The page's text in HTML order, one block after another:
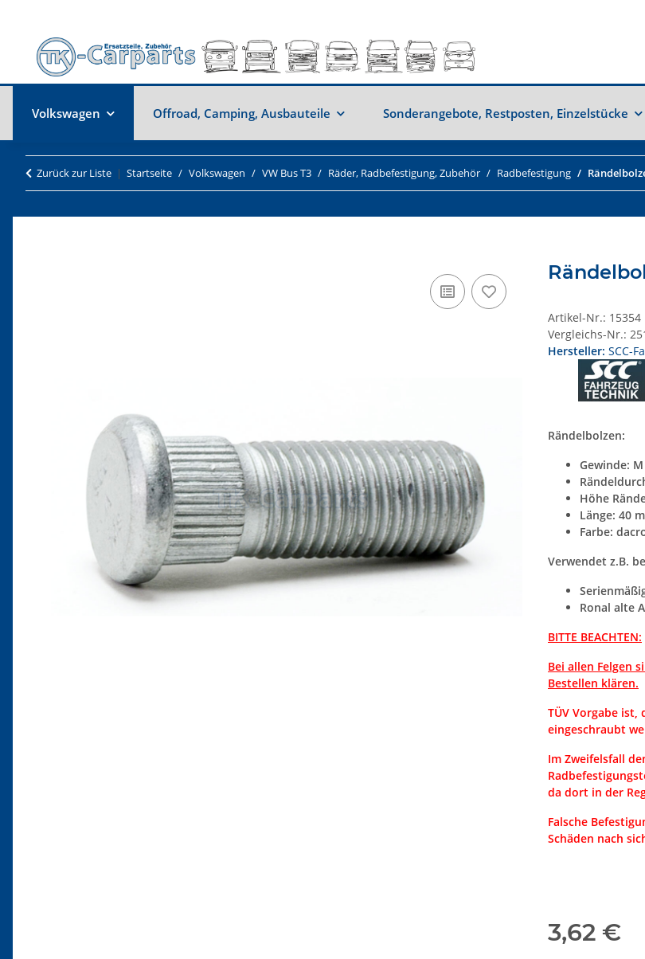
Volkswagen Offroad, Camping, Ausbauteile Sonderangebote, Restposten, Einzelstücke
Zurück zur Liste Startseite Volkswagen VW Bus T3 Räder, Radbefestigung, Zubehör Radbefestigung
Artikel-Nr.: 15354
Vergleichs-Nr.:
Hersteller: SCC-
Rändelbolzen:
Gewinde:
Höhe
Länge: 40
Farbe:
Verwendet z.B.
Ronal alte
BITTE BEACHTEN:
Bei allen Felgen
Bestellen klären.
TÜV Vorgabe ist,
eingeschraubt
Im Zweifelsfall
da dort in der
Falsche
Schäden nach
3,62 €